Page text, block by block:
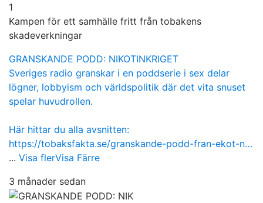
1
Kampen för ett samhälle fritt från tobakens
skadeverkningar
GRANSKANDE PODD: NIKOTINKRIGET
Sveriges radio granskar i en poddserie i sex delar
lögner, lobbyism och världspolitik där det vita snuset
spelar huvudrollen.
Här hittar du alla avsnitten:
https://tobaksfakta.se/granskande-podd-fran-ekot-n…
... Visa flerVisa Färre
3 månader sedan